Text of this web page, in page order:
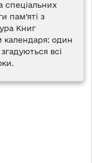
спеціальних
пам’яті з
Книг
календаря: один
всі